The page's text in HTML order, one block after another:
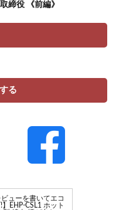
締役 《前編》
る
ューを書いてエコ
EHP-CSL1 ホット